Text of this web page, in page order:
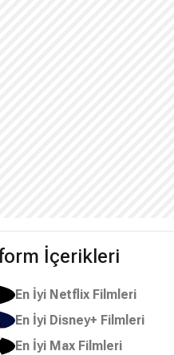
İçerikleri
En İyi Netflix Filmleri
En İyi Disney+ Filmleri
En İyi Max Filmleri